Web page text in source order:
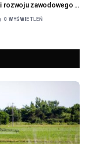
rozwoju zawodowego w
0 WYŚWIETLEŃ